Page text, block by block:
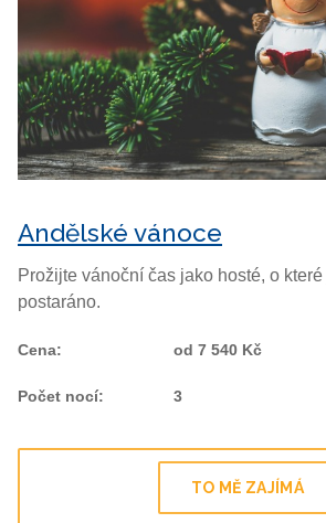
Andělské vánoce
Prožijte vánoční čas jako hosté, o
postaráno.
Cena: od 7 540 Kč
Počet nocí: 3
TO MĚ ZAJÍMÁ